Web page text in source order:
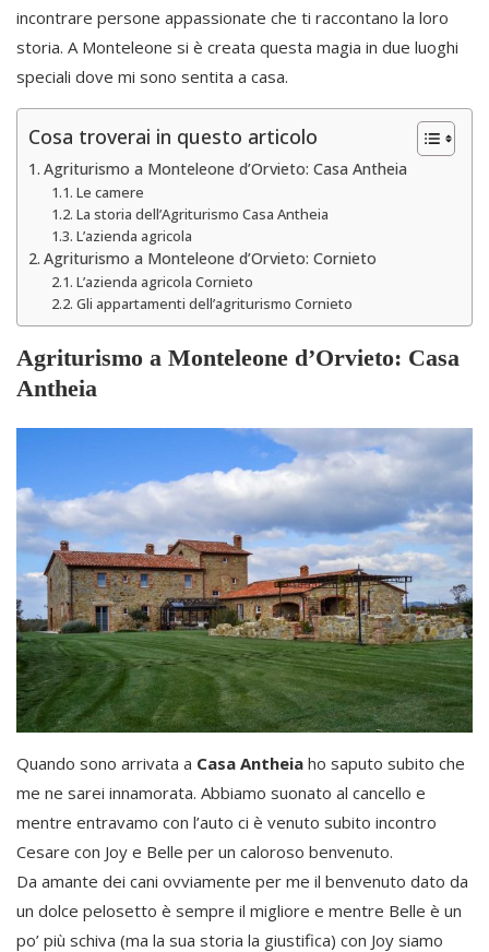
incontrare persone appassionate che ti raccontano la loro
storia. A Monteleone si è creata questa magia in due luoghi
speciali dove mi sono sentita a casa.
Cosa troverai in questo articolo
Agriturismo a Monteleone d’Orvieto: Casa Antheia
Le camere
La storia dell’Agriturismo Casa Antheia
L’azienda agricola
Agriturismo a Monteleone d’Orvieto: Cornieto
L’azienda agricola Cornieto
Gli appartamenti dell’agriturismo Cornieto
Agriturismo a Monteleone d’Orvieto: Casa
Antheia
Quando sono arrivata a Casa Antheia ho saputo subito che
me ne sarei innamorata. Abbiamo suonato al cancello e
mentre entravamo con l’auto ci è venuto subito incontro
Cesare con Joy e Belle per un caloroso benvenuto.
Da amante dei cani ovviamente per me il benvenuto dato da
un dolce pelosetto è sempre il migliore e mentre Belle è un
po’ più schiva (ma la sua storia la giustifica) con Joy siamo